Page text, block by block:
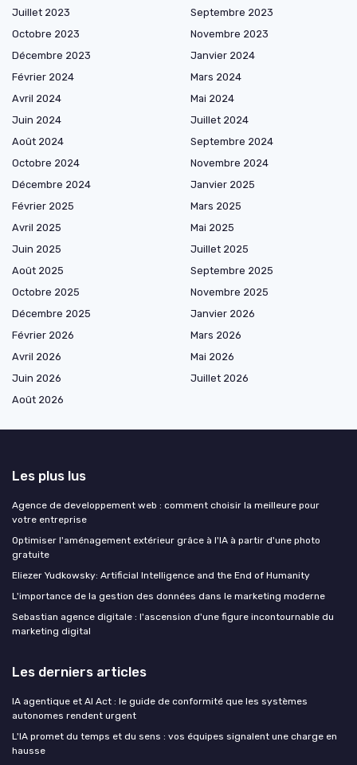
Juillet 2023
Septembre 2023
Octobre 2023
Novembre 2023
Décembre 2023
Janvier 2024
Février 2024
Mars 2024
Avril 2024
Mai 2024
Juin 2024
Juillet 2024
Août 2024
Septembre 2024
Octobre 2024
Novembre 2024
Décembre 2024
Janvier 2025
Février 2025
Mars 2025
Avril 2025
Mai 2025
Juin 2025
Juillet 2025
Août 2025
Septembre 2025
Octobre 2025
Novembre 2025
Décembre 2025
Janvier 2026
Février 2026
Mars 2026
Avril 2026
Mai 2026
Juin 2026
Juillet 2026
Août 2026
Les plus lus
Agence de developpement web : comment choisir la meilleure pour
votre entreprise
Optimiser l'aménagement extérieur grâce à l'IA à partir d'une photo
gratuite
Eliezer Yudkowsky: Artificial Intelligence and the End of Humanity
L'importance de la gestion des données dans le marketing moderne
Sebastian agence digitale : l'ascension d'une figure incontournable du
marketing digital
Les derniers articles
IA agentique et AI Act : le guide de conformité que les systèmes
autonomes rendent urgent
L'IA promet du temps et du sens : vos équipes signalent une charge en
hausse